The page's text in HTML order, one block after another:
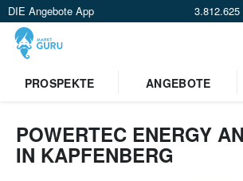
DIE Angebote App
PROSPEKTE
ANGEBOTE
POWERTEC ENERGY
IN KAPFENBERG